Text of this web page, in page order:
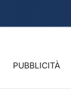
PUBBLICITÀ